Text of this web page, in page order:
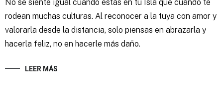
No se siente igual cuando estás en tu Isla que cuando te
rodean muchas culturas. Al reconocer a la tuya con amor y
valorarla desde la distancia, solo piensas en abrazarla y
hacerla feliz, no en hacerle más daño.
LEER MÁS